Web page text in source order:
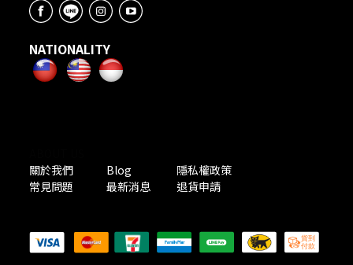
NATIONALITY
關於我們
Blog
隱私權政策
常見問題
最新消息 退貨申請